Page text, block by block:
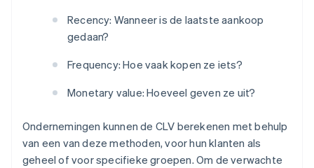
Recency: Wanneer is de laatste aankoop
gedaan?
Frequency: Hoe vaak kopen ze iets?
Monetary value: Hoeveel geven ze uit?
Ondernemingen kunnen de CLV berekenen met behulp
van een van deze methoden, voor hun klanten als
geheel of voor specifieke groepen. Om de verwachte